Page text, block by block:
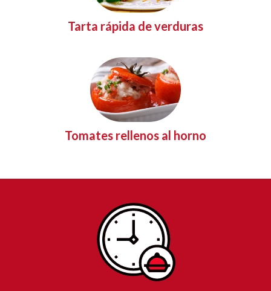
Tarta rápida de verduras
Tomates rellenos al horno